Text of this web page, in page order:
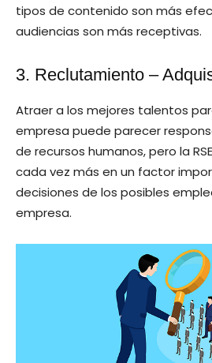
tipos de contenido son más
audiencias son más receptivas.
3. Reclutamiento –
Atraer a los mejores talentos
empresa puede parecer
de recursos humanos, pero la
cada vez más en un factor
decisiones de los posibles
empresa.